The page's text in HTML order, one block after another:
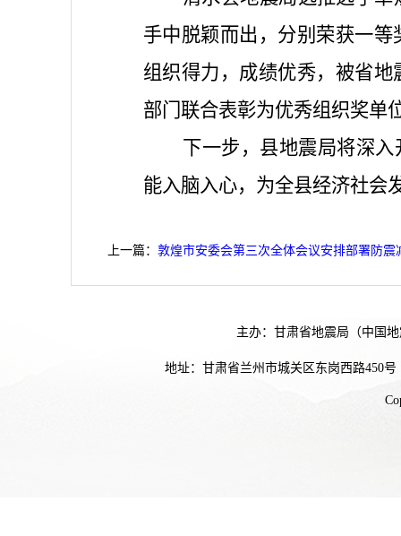
手中脱颖而出，分别荣获一
组织得力，成绩优秀，被省
部门联合表彰为优秀组织奖单
下一步，县地震局将深
能入脑入心，为全县经济社会
上一篇： 敦煌市安委会第三次全体会议安排部署防震
主办：甘肃省地震局（中国
地址：甘肃省兰州市城关区东岗西路450号